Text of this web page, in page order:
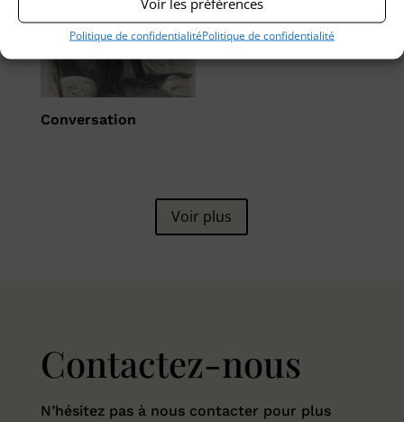
Politique de confidentialitéPolitique de confidentialité
Conversation
Voir plus
Contactez-nous
N’hésitez pas à nous contacter pour plus